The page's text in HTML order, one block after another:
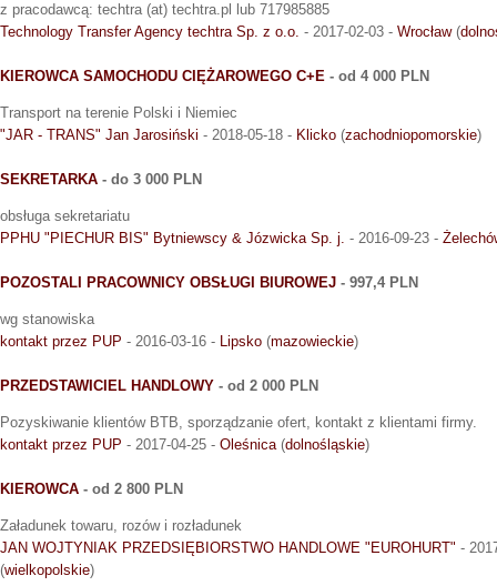
z pracodawcą: techtra (at) techtra.pl lub 717985885
Technology Transfer Agency techtra Sp. z o.o. - 2017-02-03 - Wrocław(
KIEROWCA SAMOCHODU CIĘŻAROWEGO C+E - od 4 000 PLN
Transport na terenie Polski i Niemiec
"JAR - TRANS" Jan Jarosiński - 2018-05-18 - Klicko (zachodniopomorskie)
SEKRETARKA - do 3 000 PLN
obsługa sekretariatu
PPHU "PIECHUR BIS" Bytniewscy & Józwicka Sp. j. - 2016-09-23 -
POZOSTALI PRACOWNICY OBSŁUGI BIUROWEJ - 997,4 PLN
wg stanowiska
kontakt przez PUP - 2016-03-16 - Lipsko (mazowieckie)
PRZEDSTAWICIEL HANDLOWY - od 2 000 PLN
Pozyskiwanie klientów BTB, sporządzanie ofert, kontakt z klientami firmy.
kontakt przez PUP - 2017-04-25 - Oleśnica(dolnośląskie)
KIEROWCA - od 2 800 PLN
Załadunek towaru, rozów i rozładunek
JAN WOJTYNIAK PRZEDSIĘBIORSTWO HANDLOWE "EUROHURT" -
(wielkopolskie)